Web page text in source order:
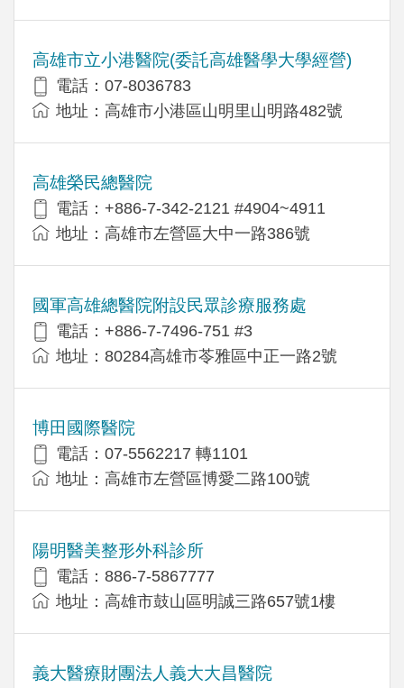
高雄市立小港醫院(委託高雄醫學大學經營)
電話：07-8036783
地址：高雄市小港區山明里山明路482號
高雄榮民總醫院
電話：+886-7-342-2121 #4904~4911
地址：高雄市左營區大中一路386號
國軍高雄總醫院附設民眾診療服務處
電話：+886-7-7496-751 #3
地址：80284高雄市苓雅區中正一路2號
博田國際醫院
電話：07-5562217 轉1101
地址：高雄市左營區博愛二路100號
陽明醫美整形外科診所
電話：886-7-5867777
地址：高雄市鼓山區明誠三路657號1樓
義大醫療財團法人義大大昌醫院